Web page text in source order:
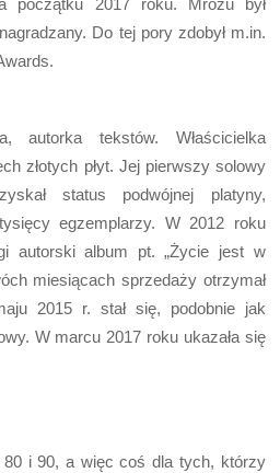
Do tej pory zdobył m.in.
autorka tekstów. Właścicielka
złotych płyt. Jej pierwszy solowy
status podwójnej platyny,
egzemplarzy. W 2012 roku
autorski album pt. „Życie jest w
miesiącach sprzedaży otrzymał
2015 r. stał się, podobnie jak
W marcu 2017 roku ukazała się
i 90, a więc coś dla tych, którzy